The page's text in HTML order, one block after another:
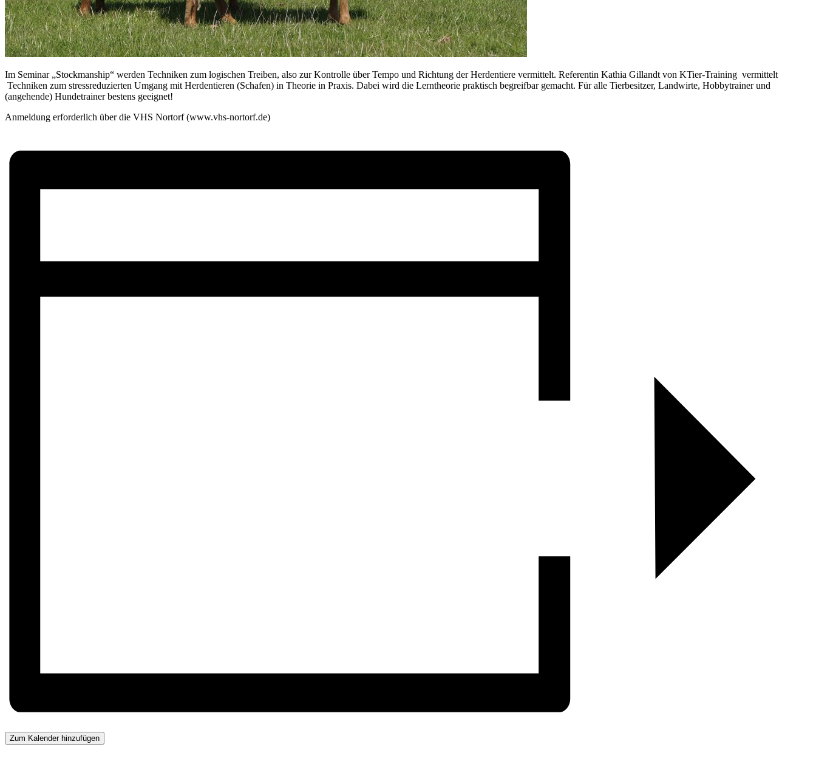
Im Seminar „Stockmanship“ werden Techniken zum logischen Treiben, also zur Kontrolle über Tempo und Richtung der Herdentiere vermittelt. Referentin Kathia Gillandt von KTier-Training vermittelt
Techniken zum stressreduzierten Umgang mit Herdentieren (Schafen) in Theorie in Praxis. Dabei wird die Lerntheorie praktisch begreifbar gemacht. Für alle Tierbesitzer, Landwirte, Hobbytrainer und
(angehende) Hundetrainer bestens geeignet!
Anmeldung erforderlich über die VHS Nortorf (www.vhs-nortorf.de)
Zum Kalender hinzufügen